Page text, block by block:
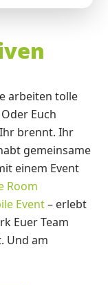
arbeiten tolle
Euch
brennt. Ihr
gemeinsame
einem Event
Room
Event– erlebt
Euer Team
Und am